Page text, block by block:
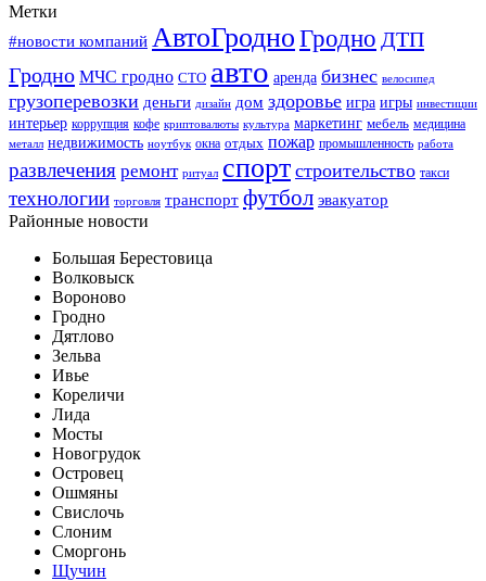
Метки
#новости компаний АвтоГродноГродно ДТП
Гродно МЧС гродно СТО авто аренда бизнес велосипед
грузоперевозки деньги дизайн дом здоровье игра игры инвестиции
интерьер коррупция кофе криптовалюты культура маркетинг мебель медицина
металл недвижимость ноутбук окна отдых пожар промышленность работа
развлечения ремонт ритуал спорт строительство такси
технологии торговля транспорт футбол эвакуатор
Районные новости
Большая Берестовица
Волковыск
Вороново
Гродно
Дятлово
Зельва
Ивье
Кореличи
Лида
Мосты
Новогрудок
Островец
Ошмяны
Свислочь
Слоним
Сморгонь
Щучин